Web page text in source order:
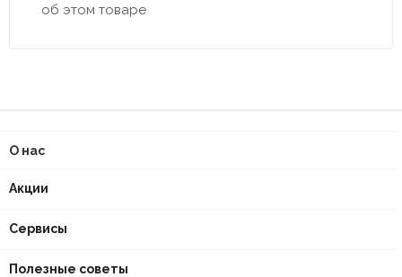
об этом товаре
О нас
Акции
Сервисы
Полезные советы